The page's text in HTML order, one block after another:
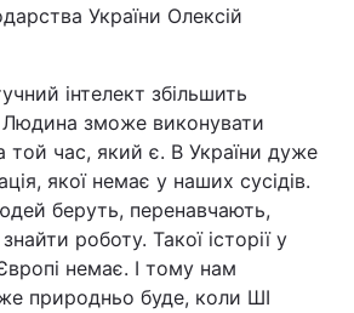
України Олексій
інтелект збільшить
Людина зможе виконувати
той час, який є. В України дуже
якої немає у наших сусідів.
беруть, перенавчають,
роботу. Такої історії у
немає. І тому нам
природньо буде, коли ШІ